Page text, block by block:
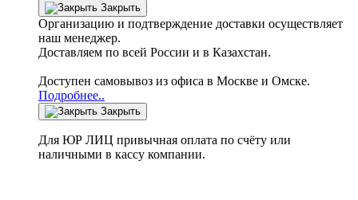
Закрыть
Организацию и подтверждение доставки осуществляет
наш менеджер.
Доставляем по всей России и в Казахстан.
Доступен самовывоз из офиса в Москве и Омске.
Подробнее..
Закрыть
Для ЮР ЛИЦ привычная оплата по счёту или
наличными в кассу компании.